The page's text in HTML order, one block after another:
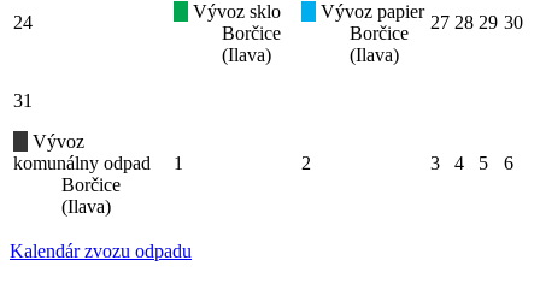
24
Vývoz sklo
Borčice
(Ilava)
Vývoz papier
Borčice
(Ilava)
27 28 29 30
31
Vývoz
komunálny odpad
Borčice
(Ilava)
1 2 3 4 5 6
Kalendár zvozu odpadu